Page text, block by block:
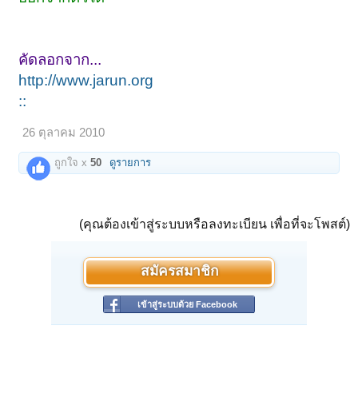
คัดลอกจาก...
http://www.jarun.org
::
26 ตุลาคม 2010
ถูกใจ x50 ดูรายการ
(คุณต้องเข้าสู่ระบบหรือลงทะเบียน เพื่อที่จะโพสต์)
สมัครสมาชิก
เข้าสู่ระบบด้วย Facebook